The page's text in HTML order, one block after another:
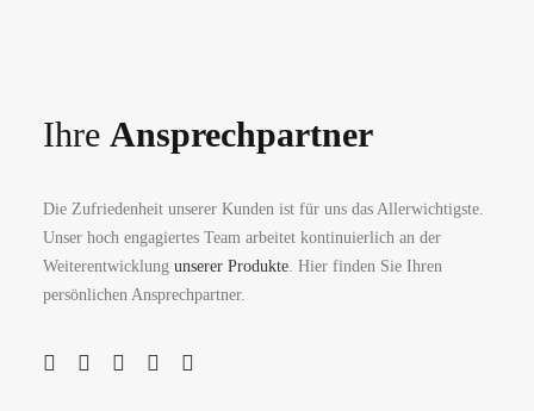
Ihre Ansprechpartner
Die Zufriedenheit unserer Kunden ist für uns das Allerwichtigste.
Unser hoch engagiertes Team arbeitet kontinuierlich an der
Weiterentwicklung unserer Produkte. Hier finden Sie Ihren
persönlichen Ansprechpartner.